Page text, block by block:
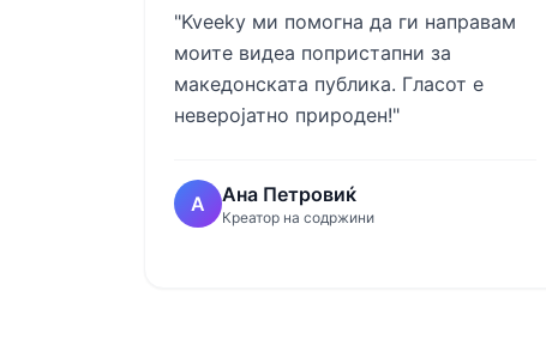
"Kveeky ми помогна да ги направам
моите видеа попристапни за
македонската публика. Гласот е
неверојатно природен!"
А Ана Петровиќ
Креатор на содржини